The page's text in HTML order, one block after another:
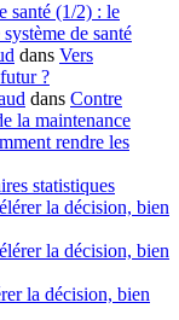
santé (1/2) : le
de santé
dans Vers
?
dans Contre
la maintenance
rendre les
statistiques
la décision, bien
la décision, bien
la décision, bien